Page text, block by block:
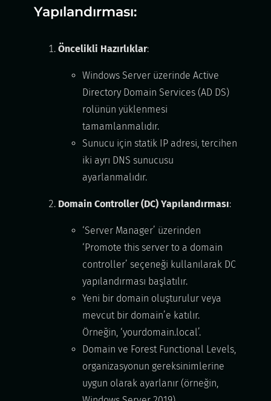
Yapılandırması:
Öncelikli Hazırlıklar:
Windows Server üzerinde Active
Directory Domain Services (AD DS)
rolünün yüklenmesi
tamamlanmalıdır.
Sunucu için statik IP adresi, tercihen
iki ayrı DNS sunucusu
ayarlanmalıdır.
Domain Controller (DC) Yapılandırması:
‘Server Manager’ üzerinden
‘Promote this server to a domain
controller’ seçeneği kullanılarak DC
yapılandırması başlatılır.
Yeni bir domain oluşturulur veya
mevcut bir domain’e katılır.
Örneğin, ‘yourdomain.local’.
Domain ve Forest Functional Levels,
organizasyonun gereksinimlerine
uygun olarak ayarlanır (örneğin,